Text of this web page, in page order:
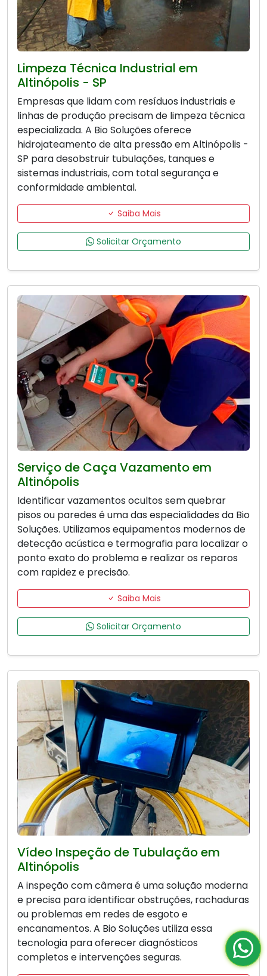
Limpeza Técnica Industrial em
Altinópolis - SP
Empresas que lidam com resíduos industriais e
linhas de produção precisam de limpeza técnica
especializada. A Bio Soluções oferece
hidrojateamento de alta pressão em Altinópolis -
SP para desobstruir tubulações, tanques e
sistemas industriais, com total segurança e
conformidade ambiental.
Saiba Mais
Solicitar Orçamento
Serviço de Caça Vazamento em
Altinópolis
Identificar vazamentos ocultos sem quebrar
pisos ou paredes é uma das especialidades da Bio
Soluções. Utilizamos equipamentos modernos de
detecção acústica e termografia para localizar o
ponto exato do problema e realizar os reparos
com rapidez e precisão.
Saiba Mais
Solicitar Orçamento
Vídeo Inspeção de Tubulação em
Altinópolis
A inspeção com câmera é uma solução moderna
e precisa para identificar obstruções, rachaduras
ou problemas em redes de esgoto e
encanamentos. A Bio Soluções utiliza essa
tecnologia para oferecer diagnósticos
completos e intervenções seguras.